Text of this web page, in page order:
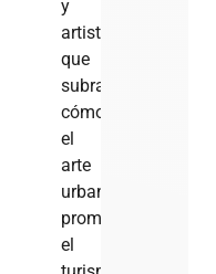
y
artistas
que
subrayaron
cómo
el
arte
urbano
promueve
el